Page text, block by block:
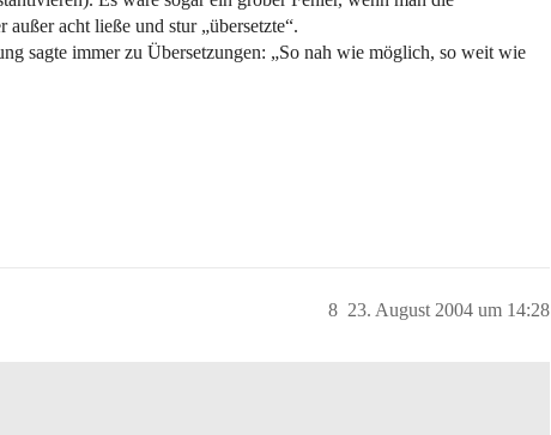
acht ließe und stur „übersetzte“.
sagte immer zu Übersetzungen: „So nah wie möglich, so weit wie
23. August 2004 um 14:28
8